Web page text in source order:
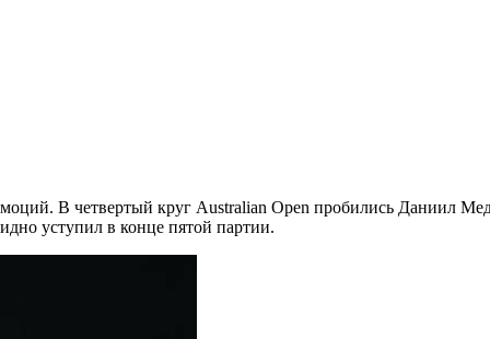
В четвертый круг Australian Open пробились Даниил
уступил в конце пятой партии.